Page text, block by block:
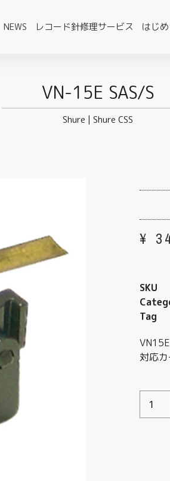
NEWS レコード針修理サービス はじ
VN-15E SAS/S
Shure | Shure CSS
¥
SKU
Tag
対応